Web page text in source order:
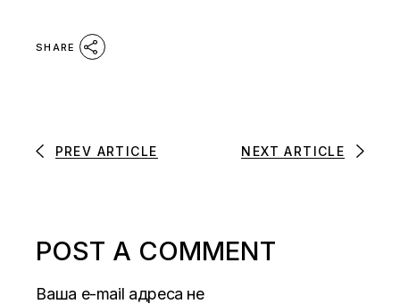
SHARE
PREV ARTICLE NEXT ARTICLE
POST A COMMENT
Ваша e-mail адреса не